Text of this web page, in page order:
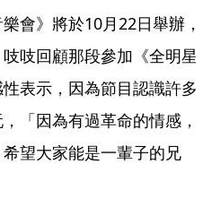
會》將於10月22日舉辦，
吱回顧那段參加《全明星
表示，因為節目認識許多
「因為有過革命的情感，
望大家能是一輩子的兄